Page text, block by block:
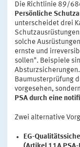
Die Richtlinie 89/
Persönliche
unterscheidet drei
solche
ernste und
sollen". Beispiele
Baumusterprüfung
vorgesehen,
PSA durch eine
Zwei alternative
EG-